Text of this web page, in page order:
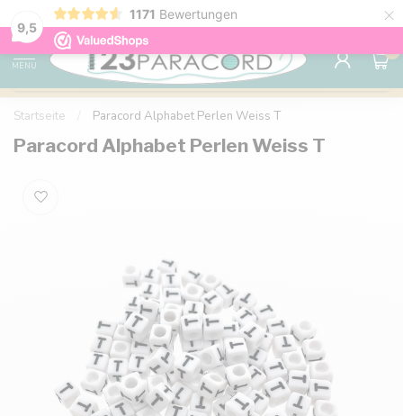
9,5
1171 Bewertungen ×
Kostenlose Lieferung nach Hause ab 150 €
MENU
0
Startseite Paracord Alphabet Perlen Weiss T
Paracord Alphabet Perlen Weiss T